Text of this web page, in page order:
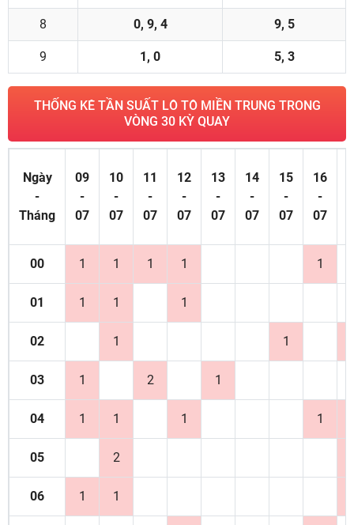
8 0, 9, 4 9, 5
9 1, 0 5, 3
THỐNG KÊ TẦN SUẤT LÔ TÔ MIỀN TRUNG TRONG
VÒNG 30 KỲ QUAY
Ngày
-
Tháng
09
-
07
10
-
07
11
-
07
12
-
07
13
-
07
14
-
07
15
-
07
16
-
07
00 1 1 1 1 1
01 1 1 1
02 1 1
03 1 2 1
04 1 1 1 1
05 2
06 1 1